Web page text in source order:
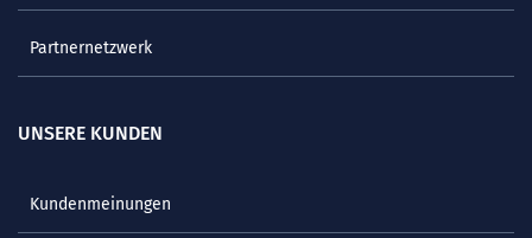
Partnernetzwerk
UNSERE KUNDEN
Kundenmeinungen